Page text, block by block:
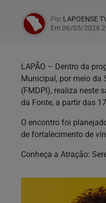
Por LAPOENSE
Em 06/05/2026
LAPÃO – Dentro da
Municipal, por meio da
(FMDPI), realiza neste
da Fonte, a partir das
O encontro foi
de fortalecimento de
Conheça a Atração: